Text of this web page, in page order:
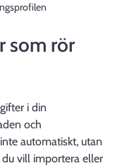
som rör
i din
och
automatiskt, utan
vill importera eller